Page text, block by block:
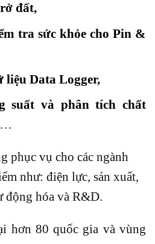
đất,
tra sức khỏe cho Pin &
liệu Data Logger,
suất và phân tích chất
phục vụ cho các ngành
như: điện lực, sản xuất,
động hóa và R&D.
hơn 80 quốc gia và vùng